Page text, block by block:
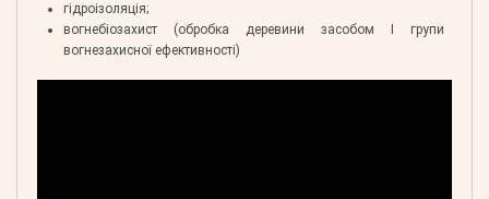
гідроізоляція;
вогнебіозахист (обробка деревини засобом І групи
вогнезахисної ефективності)